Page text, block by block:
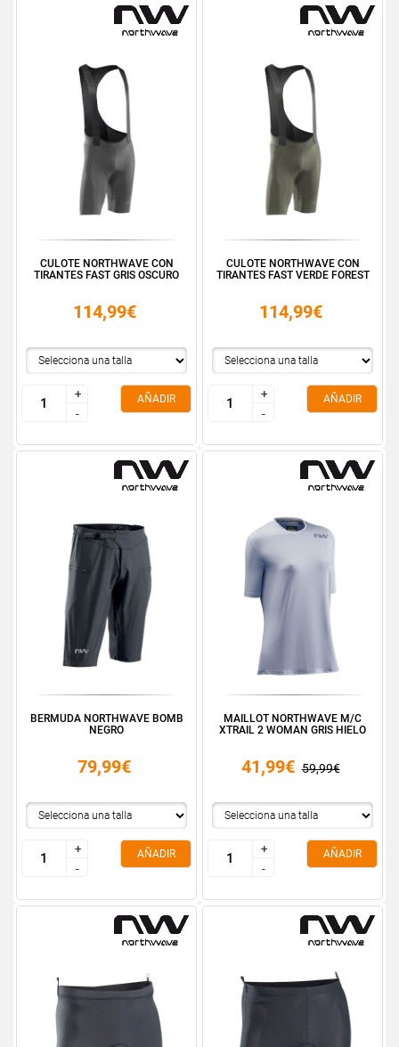
CULOTE NORTHWAVE CON
TIRANTES FAST GRIS OSCURO
114,99€
+
-
+
-
AÑADIR
CULOTE NORTHWAVE CON
TIRANTES FAST VERDE FOREST
114,99€
+
-
+
-
AÑADIR
BERMUDA NORTHWAVE BOMB
NEGRO
79,99€
+
-
+
-
AÑADIR
MAILLOT NORTHWAVE M/C
XTRAIL 2 WOMAN GRIS HIELO
41,99€ 59,99€
+
-
+
-
AÑADIR